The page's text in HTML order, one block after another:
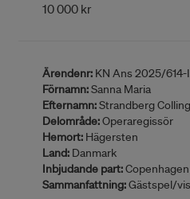
10 000 kr
Ärendenr: KN Ans 2025/614-
Förnamn:Sanna Maria
Efternamn:Strandberg Colling
Delområde:Operaregissör
Hemort: Hägersten
Land: Danmark
Inbjudande part:
Sammanfattning:Gästspel/